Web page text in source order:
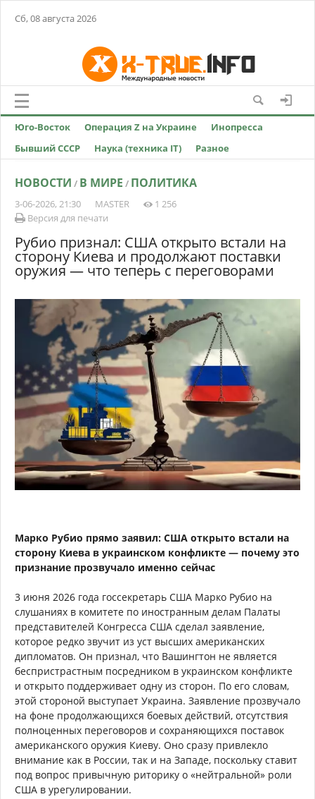
Сб, 08 августа 2026
Юго-Восток Операция Z на Украине
Инопресса
Бывший СССР
Наука (техника IT) Разное
НОВОСТИ / В МИРЕ / ПОЛИТИКА
3-06-2026, 21:30 MASTER
1 256
Версия для печати
Рубио признал: США открыто встали на
сторону Киева и продолжают поставки
оружия — что теперь с переговорами
Марко Рубио прямо заявил: США открыто встали на
сторону Киева в украинском конфликте — почему это
признание прозвучало именно сейчас
3 июня 2026 года госсекретарь США Марко Рубио на
слушаниях в комитете по иностранным делам Палаты
представителей Конгресса США сделал заявление,
которое редко звучит из уст высших американских
дипломатов. Он признал, что Вашингтон не является
беспристрастным посредником в украинском конфликте
и открыто поддерживает одну из сторон. По его словам,
этой стороной выступает Украина. Заявление прозвучало
на фоне продолжающихся боевых действий, отсутствия
полноценных переговоров и сохраняющихся поставок
американского оружия Киеву. Оно сразу привлекло
внимание как в России, так и на Западе, поскольку ставит
под вопрос привычную риторику о «нейтральной» роли
США в урегулировании.